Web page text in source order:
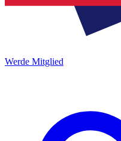
Werde Mitglied